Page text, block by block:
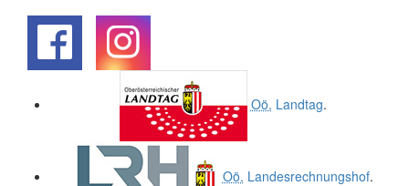
Oö. Landtag.
Oö. Landesrechnungshof.